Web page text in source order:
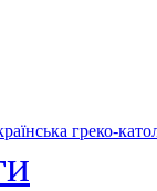
греко-